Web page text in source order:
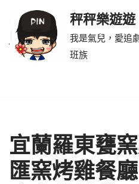
Skip
to
秤秤樂遊遊
我是氣兒，愛追
班族
宜蘭羅東甕
匯窯烤雞餐